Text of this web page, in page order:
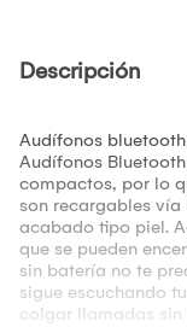
Descripción
Audífonos
Audífonos
compactos, por lo
son recargables vía
acabado tipo piel.
que se pueden
sin batería no te
sigue escuchando
colgar llamadas sin